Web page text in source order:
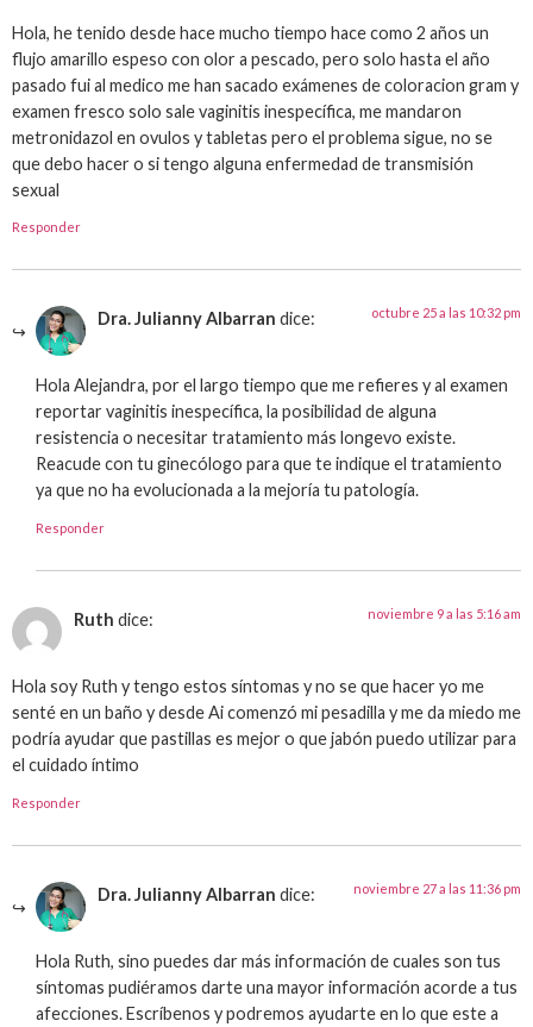
Hola, he tenido desde hace mucho tiempo hace como 2 años un
flujo amarillo espeso con olor a pescado, pero solo hasta el año
pasado fui al medico me han sacado exámenes de coloracion gram y
examen fresco solo sale vaginitis inespecífica, me mandaron
metronidazol en ovulos y tabletas pero el problema sigue, no se
que debo hacer o si tengo alguna enfermedad de transmisión
sexual
Responder
Dra. Julianny Albarran dice: octubre 25 a las 10:32 pm
Hola Alejandra, por el largo tiempo que me refieres y al examen
reportar vaginitis inespecífica, la posibilidad de alguna
resistencia o necesitar tratamiento más longevo existe.
Reacude con tu ginecólogo para que te indique el tratamiento
ya que no ha evolucionada a la mejoría tu patología.
Responder
Ruth dice: noviembre 9 a las 5:16 am
Hola soy Ruth y tengo estos síntomas y no se que hacer yo me
senté en un baño y desde Ai comenzó mi pesadilla y me da miedo me
podría ayudar que pastillas es mejor o que jabón puedo utilizar para
el cuidado íntimo
Responder
Dra. Julianny Albarran dice: noviembre 27 a las 11:36 pm
Hola Ruth, sino puedes dar más información de cuales son tus
síntomas pudiéramos darte una mayor información acorde a tus
afecciones. Escríbenos y podremos ayudarte en lo que este a